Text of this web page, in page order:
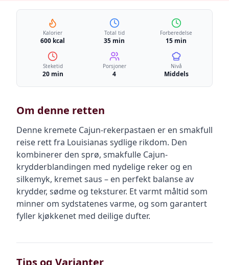
Kalorier
600 kcal
Total tid
35 min
Forberedelse
15 min
Steketid
20 min
Porsjoner
4
Nivå
Middels
Om denne retten
Denne kremete Cajun-rekerpastaen er en smakfull
reise rett fra Louisianas sydlige rikdom. Den
kombinerer den sprø, smakfulle Cajun-
krydderblandingen med nydelige reker og en
silkemyk, kremet saus – en perfekt balanse av
krydder, sødme og teksturer. Et varmt måltid som
minner om sydstatenes varme, og som garantert
fyller kjøkkenet med deilige dufter.
Tips og Varianter